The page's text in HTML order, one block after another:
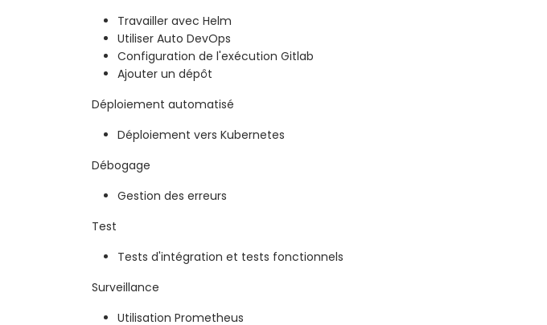
Travailler avec Helm
Utiliser Auto DevOps
Configuration de l'exécution Gitlab
Ajouter un dépôt
Déploiement automatisé
Déploiement vers Kubernetes
Débogage
Gestion des erreurs
Test
Tests d'intégration et tests fonctionnels
Surveillance
Utilisation Prometheus